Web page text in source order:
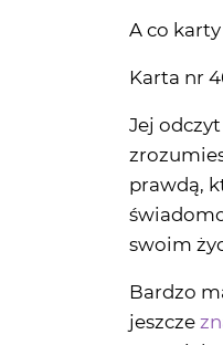
swoim
Bardzo
jeszcze
drogę